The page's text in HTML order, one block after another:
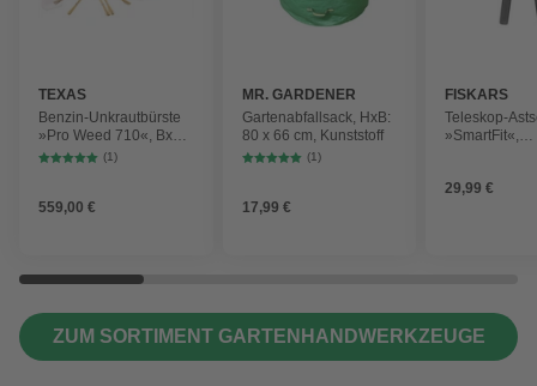
TEXAS
Benzin-Unkrautbürste
»Pro Weed 710«, BxL:
70 x 115 cm, Nylon,
(1)
559,00 €
MR. GARDENER
Gartenabfallsack, HxB:
80 x 66 cm, Kunststoff
(1)
17,99 €
FISKARS
Teleskop-
»SmartFit«,
29,99 €
ZUM SORTIMENT GARTENHANDWERKZEUGE